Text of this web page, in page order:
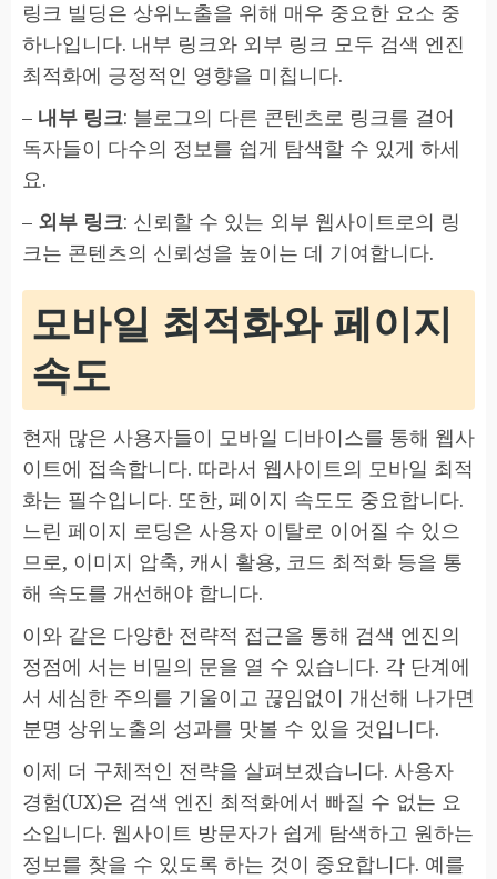
링크 빌딩은 상위노출을 위해 매우 중요한 요소 중
하나입니다. 내부 링크와 외부 링크 모두 검색 엔진
최적화에 긍정적인 영향을 미칩니다.
– 내부 링크: 블로그의 다른 콘텐츠로 링크를 걸어
독자들이 다수의 정보를 쉽게 탐색할 수 있게 하세
요.
– 외부 링크: 신뢰할 수 있는 외부 웹사이트로의 링
크는 콘텐츠의 신뢰성을 높이는 데 기여합니다.
모바일 최적화와 페이지
속도
현재 많은 사용자들이 모바일 디바이스를 통해 웹사
이트에 접속합니다. 따라서 웹사이트의 모바일 최적
화는 필수입니다. 또한, 페이지 속도도 중요합니다.
느린 페이지 로딩은 사용자 이탈로 이어질 수 있으
므로, 이미지 압축, 캐시 활용, 코드 최적화 등을 통
해 속도를 개선해야 합니다.
이와 같은 다양한 전략적 접근을 통해 검색 엔진의
정점에 서는 비밀의 문을 열 수 있습니다. 각 단계에
서 세심한 주의를 기울이고 끊임없이 개선해 나가면
분명 상위노출의 성과를 맛볼 수 있을 것입니다.
이제 더 구체적인 전략을 살펴보겠습니다. 사용자
경험(UX)은 검색 엔진 최적화에서 빠질 수 없는 요
소입니다. 웹사이트 방문자가 쉽게 탐색하고 원하는
정보를 찾을 수 있도록 하는 것이 중요합니다. 예를